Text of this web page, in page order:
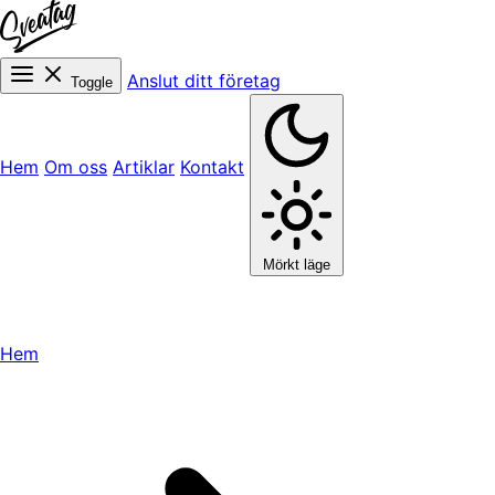
Toggle Anslut ditt företag
Hem Om oss Artiklar Kontakt
Mörkt läge
Hem